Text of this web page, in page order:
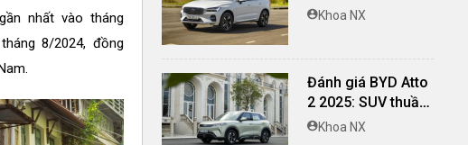
nhất vào tháng
8/2024, đồng
trọng tinh giản, an
Khoa NX
Đánh giá BYD Atto
2 2025: SUV thuần
điện lái hay, cách
Khoa NX